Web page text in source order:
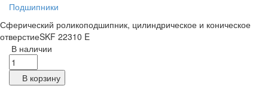
Подшипники
Сферический роликоподшипник, цилиндрическое и коническое
отверстиеSKF 22310 E
В наличии
В корзину